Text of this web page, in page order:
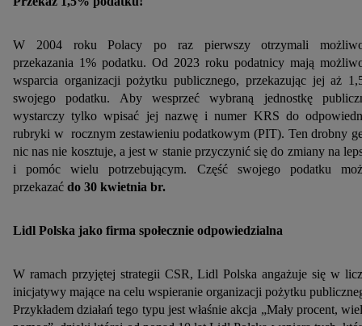
W 2004 roku Polacy po raz pierwszy otrzymali
przekazania 1% podatku. Od 2023 roku podatnicy mają
wsparcia organizacji pożytku publicznego, przekazując jej aż
swojego podatku. Aby wesprzeć wybraną jednostkę
wystarczy tylko wpisać jej nazwę i numer KRS do
rubryki w rocznym zestawieniu podatkowym (PIT). Ten drobny
nic nas nie kosztuje, a jest w stanie przyczynić się do zmiany na
i pomóc wielu potrzebującym. Część swojego podatku
przekazać do 30 kwietnia br.
Lidl Polska jako firma społecznie odpowiedzialna
W ramach przyjętej strategii CSR, Lidl Polska angażuje się w
inicjatywy mające na celu wspieranie organizacji pożytku
Przykładem działań tego typu jest właśnie akcja „Mały procent,